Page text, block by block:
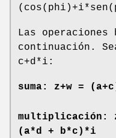
Las
continuación.
c+d*i:
suma: z+w =
multiplicación:
(a*d + b*c)*i